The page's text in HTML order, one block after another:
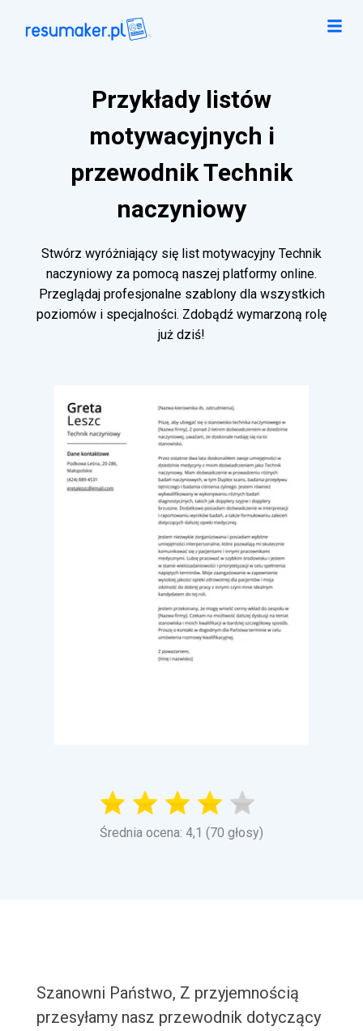
Przykłady listów
motywacyjnych i
przewodnik Technik
naczyniowy
Stwórz wyróżniający się list motywacyjny Technik
naczyniowy za pomocą naszej platformy online.
Przeglądaj profesjonalne szablony dla wszystkich
poziomów i specjalności. Zdobądź wymarzoną rolę
już dziś!
Średnia ocena: 4,1 (70 głosy)
Szanowni Państwo, Z przyjemnością
przesyłamy nasz przewodnik dotyczący